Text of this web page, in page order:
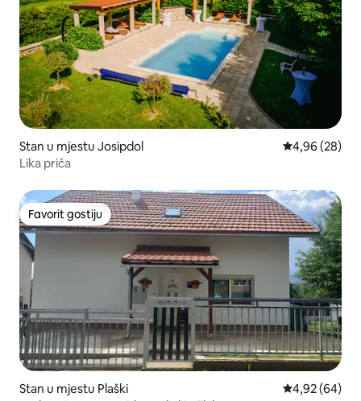
Stan u mjestu Josipdol prosječna
4,96 (28)
Lika priča
Favorit gostiju
Favorit gostiju
Stan u mjestu Plaški prosječna
4,92 (64)